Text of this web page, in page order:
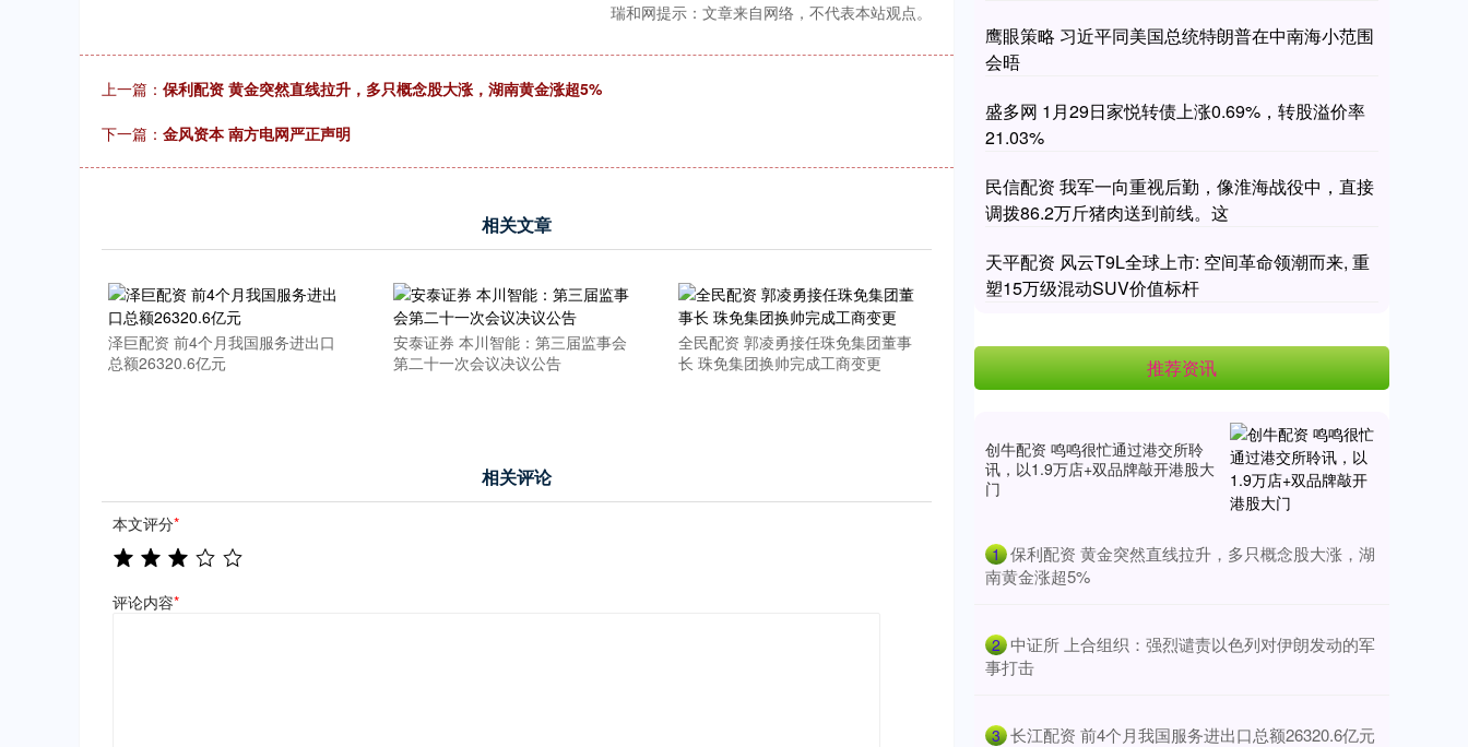
瑞和网提示：文章来自网络，不代表本站观点。
上一篇： 保利配资 黄金突然直线拉升，多只概念股大涨，湖南黄金涨超5%
下一篇： 金风资本 南方电网严正声明
相关文章
泽巨配资 前4个月我国服务进出口
总额26320.6亿元
安泰证券 本川智能：第三届监事会
第二十一次会议决议公告
全民配资 郭凌勇接任珠免集团董事
长 珠免集团换帅完成工商变更
相关评论
本文评分*
评论内容*
鹰眼策略 习近平同美国总统特朗普在中南海小范围
会晤
盛多网 1月29日家悦转债上涨0.69%，转股溢价率
21.03%
民信配资 我军一向重视后勤，像淮海战役中，直接
调拨86.2万斤猪肉送到前线。这
天平配资 风云T9L全球上市: 空间革命领潮而来, 重
塑15万级混动SUV价值标杆
推荐资讯
创牛配资 鸣鸣很忙通过港交所聆
讯，以1.9万店+双品牌敲开港股大
门
1 ​保利配资 黄金突然直线拉升，多只概念股大涨，湖
南黄金涨超5%
2 ​中证所 上合组织：强烈谴责以色列对伊朗发动的军
事打击
3 ​长江配资 前4个月我国服务进出口总额26320.6亿元